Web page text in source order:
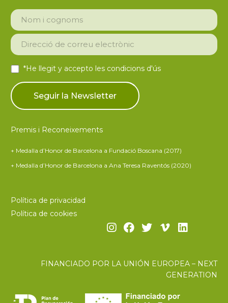
*He llegit y accepto les condicions d'ús
Premis i Reconeixements
+ Medalla d’Honor de Barcelona a Fundació Boscana (2017)
+ Medalla d’Honor de Barcelona a Ana Teresa Raventós (2020)
Política de privacidad
Política de cookies
FINANCIADO POR LA UNIÓN EUROPEA – NEXT
GENERATION